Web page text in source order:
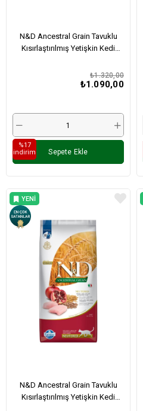
N&D Ancestral Grain Tavuklu
Kısırlaştırılmış Yetişkin Kedi
₺1.090,00
₺1.320,00
Sepete Ekle
%17
i̇ndirim
N&D Ancestral Grain Tavuklu
Kısırlaştırılmış Yetişkin Kedi
YENI
ÜRÜN